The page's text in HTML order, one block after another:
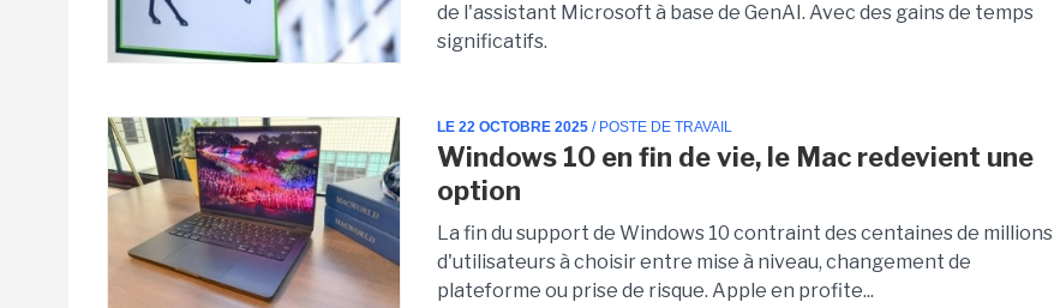
de l'assistant Microsoft à base de GenAI. Avec des gains de temps
significatifs.
LE 22 OCTOBRE 2025 / POSTE DE TRAVAIL
Windows 10 en fin de vie, le Mac redevient une
option
La fin du support de Windows 10 contraint des centaines de millions
d'utilisateurs à choisir entre mise à niveau, changement de
plateforme ou prise de risque. Apple en profite...